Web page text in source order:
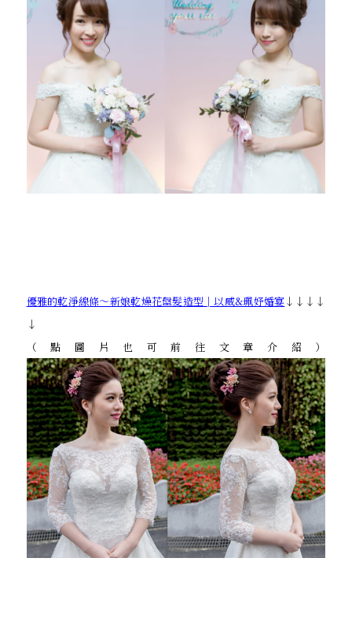
優雅的乾淨線條～新娘乾燥花盤髮造型│以威&珮妤婚宴↓↓↓↓
↓
（點圖片也可前往文章介紹）